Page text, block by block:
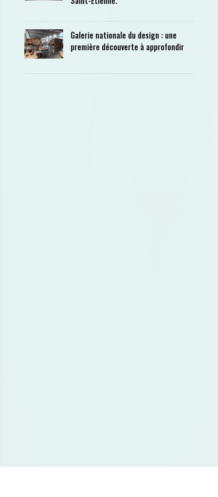
Galerie nationale du design : une
première découverte à approfondir